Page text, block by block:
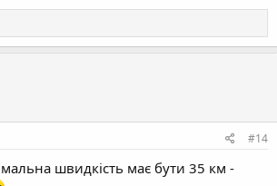
#14
швидкість має бути 35 км -